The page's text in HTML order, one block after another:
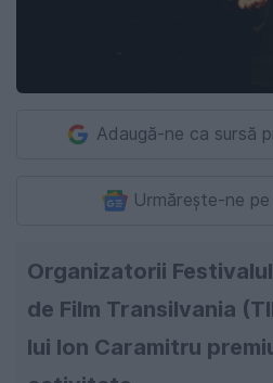
Adaugă-ne ca sursă
Urmărește-ne
Organizatorii
de Film Transilvania
lui Ion Caramitru